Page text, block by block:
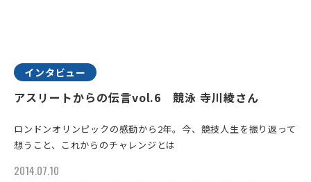
インタビュー
アスリートからの伝言vol.6 競泳 寺川綾さん
ロンドンオリンピックの感動から2年。今、競技人生を振り返って
想うこと、これからのチャレンジとは
2014.07.10